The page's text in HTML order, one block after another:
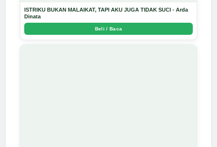
ISTRIKU BUKAN MALAIKAT, TAPI AKU JUGA TIDAK SUCI - Arda
Dinata
Beli / Baca